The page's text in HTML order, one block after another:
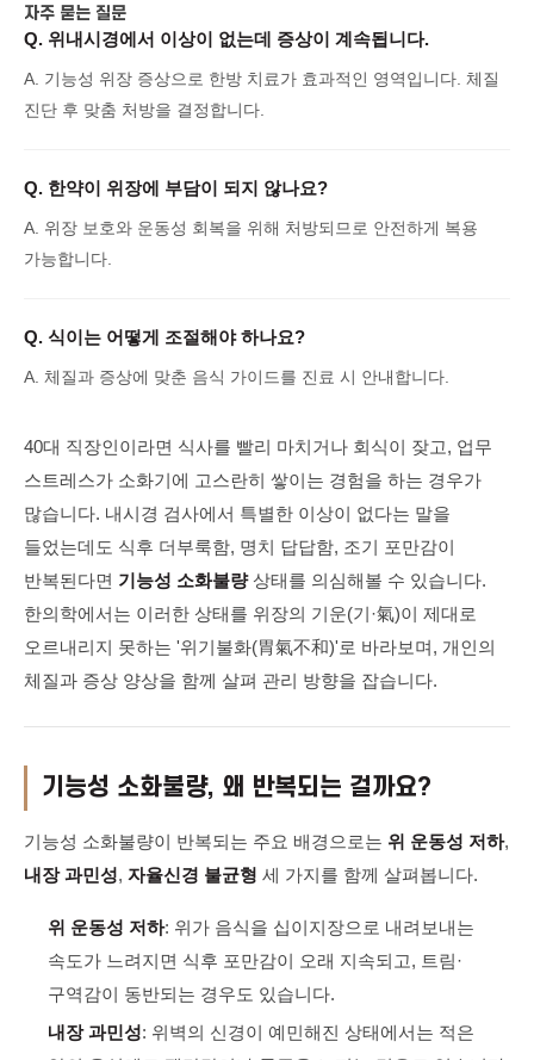
자주 묻는 질문
Q. 위내시경에서 이상이 없는데 증상이 계속됩니다.
A. 기능성 위장 증상으로 한방 치료가 효과적인 영역입니다. 체질
진단 후 맞춤 처방을 결정합니다.
Q. 한약이 위장에 부담이 되지 않나요?
A. 위장 보호와 운동성 회복을 위해 처방되므로 안전하게 복용
가능합니다.
Q. 식이는 어떻게 조절해야 하나요?
A. 체질과 증상에 맞춘 음식 가이드를 진료 시 안내합니다.
40대 직장인이라면 식사를 빨리 마치거나 회식이 잦고, 업무
스트레스가 소화기에 고스란히 쌓이는 경험을 하는 경우가
많습니다. 내시경 검사에서 특별한 이상이 없다는 말을
들었는데도 식후 더부룩함, 명치 답답함, 조기 포만감이
반복된다면 기능성 소화불량상태를 의심해볼 수 있습니다.
한의학에서는 이러한 상태를 위장의 기운(기·氣)이 제대로
오르내리지 못하는 '위기불화(胃氣不和)'로 바라보며, 개인의
체질과 증상 양상을 함께 살펴 관리 방향을 잡습니다.
기능성 소화불량, 왜 반복되는 걸까요?
기능성 소화불량이 반복되는 주요 배경으로는 위 운동성 저하,
내장 과민성, 자율신경 불균형 세 가지를 함께 살펴봅니다.
위 운동성 저하: 위가 음식을 십이지장으로 내려보내는
속도가 느려지면 식후 포만감이 오래 지속되고, 트림·
구역감이 동반되는 경우도 있습니다.
내장 과민성: 위벽의 신경이 예민해진 상태에서는 적은